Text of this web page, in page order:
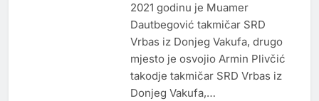
2021 godinu je Muamer
Dautbegović takmičar SRD
Vrbas iz Donjeg Vakufa, drugo
mjesto je osvojio Armin Plivčić
takodje takmičar SRD Vrbas iz
Donjeg Vakufa,…